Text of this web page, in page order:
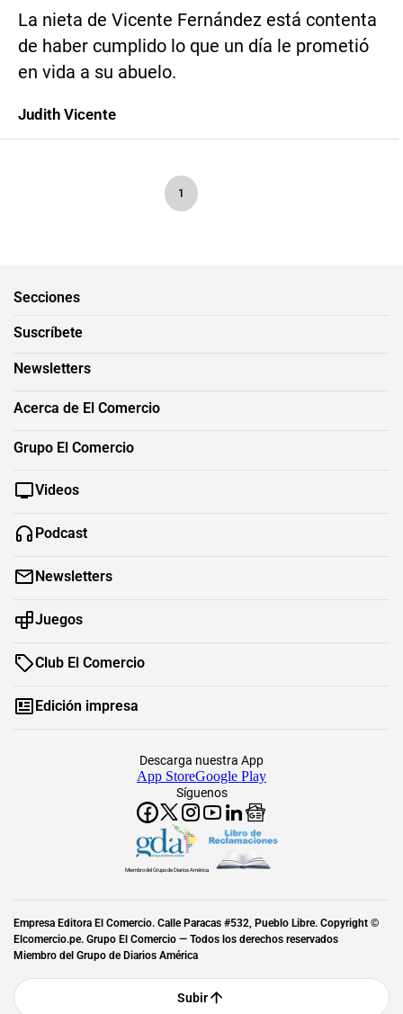
La nieta de Vicente Fernández está contenta
de haber cumplido lo que un día le prometió
en vida a su abuelo.
Judith Vicente
1
Secciones
Suscríbete
Newsletters
Acerca de El Comercio
Grupo El Comercio
Videos
Podcast
Newsletters
Juegos
Club El Comercio
Edición impresa
Síguenos
Descarga nuestra App
App StoreGoogle Play
Miembro del Grupo de Diarios América
Empresa Editora El Comercio. Calle Paracas #532, Pueblo Libre. Copyright ©
Elcomercio.pe. Grupo El Comercio — Todos los derechos reservados
Miembro del Grupo de Diarios América
Subir